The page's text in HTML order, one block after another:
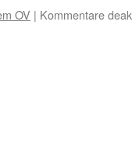
OV | Kommentare